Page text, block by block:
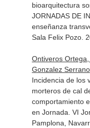
bioarquitectura
JORNADAS DE
enseñanza
Sala Felix Pozo.
Ontiveros
Gonzalez
Incidencia de los
morteros de cal
comportamiento
en Jornada. VI
Pamplona,